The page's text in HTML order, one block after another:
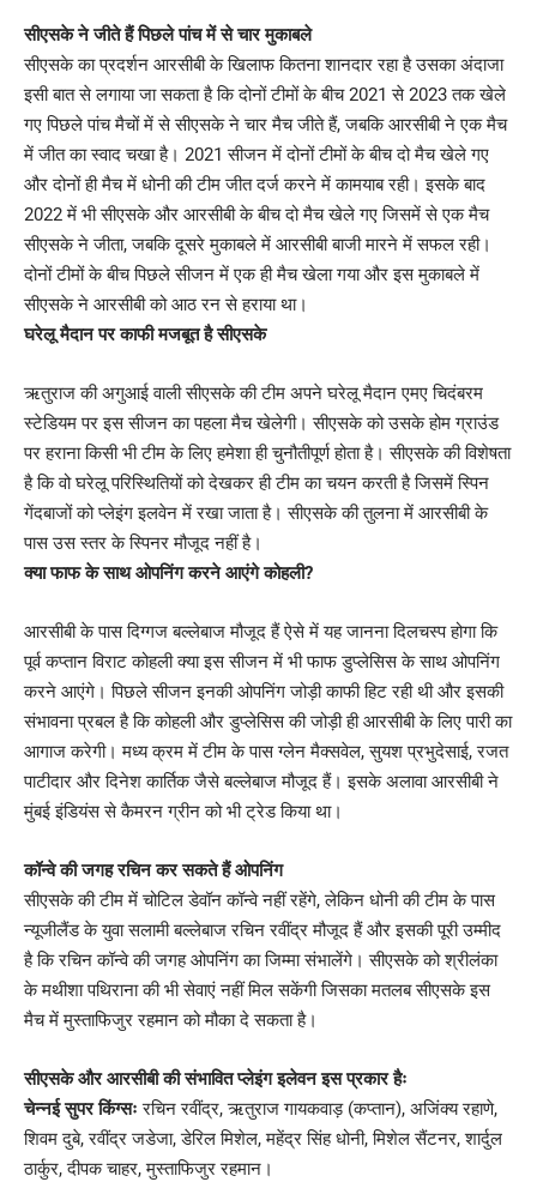
सीएसके ने जीते हैं पिछले पांच में से चार मुकाबले
सीएसके का प्रदर्शन आरसीबी के खिलाफ कितना शानदार रहा है उसका अंदाजा
इसी बात से लगाया जा सकता है कि दोनों टीमों के बीच 2021 से 2023 तक खेले
गए पिछले पांच मैचों में से सीएसके ने चार मैच जीते हैं, जबकि आरसीबी ने एक मैच
में जीत का स्वाद चखा है। 2021 सीजन में दोनों टीमों के बीच दो मैच खेले गए
और दोनों ही मैच में धोनी की टीम जीत दर्ज करने में कामयाब रही। इसके बाद
2022 में भी सीएसके और आरसीबी के बीच दो मैच खेले गए जिसमें से एक मैच
सीएसके ने जीता, जबकि दूसरे मुकाबले में आरसीबी बाजी मारने में सफल रही।
दोनों टीमों के बीच पिछले सीजन में एक ही मैच खेला गया और इस मुकाबले में
सीएसके ने आरसीबी को आठ रन से हराया था।
घरेलू मैदान पर काफी मजबूत है सीएसके
ऋतुराज की अगुआई वाली सीएसके की टीम अपने घरेलू मैदान एमए चिदंबरम
स्टेडियम पर इस सीजन का पहला मैच खेलेगी। सीएसके को उसके होम ग्राउंड
पर हराना किसी भी टीम के लिए हमेशा ही चुनौतीपूर्ण होता है। सीएसके की विशेषता
है कि वो घरेलू परिस्थितियों को देखकर ही टीम का चयन करती है जिसमें स्पिन
गेंदबाजों को प्लेइंग इलवेन में रखा जाता है। सीएसके की तुलना में आरसीबी के
पास उस स्तर के स्पिनर मौजूद नहीं है।
क्या फाफ के साथ ओपनिंग करने आएंगे कोहली?
आरसीबी के पास दिग्गज बल्लेबाज मौजूद हैं ऐसे में यह जानना दिलचस्प होगा कि
पूर्व कप्तान विराट कोहली क्या इस सीजन में भी फाफ डुप्लेसिस के साथ ओपनिंग
करने आएंगे। पिछले सीजन इनकी ओपनिंग जोड़ी काफी हिट रही थी और इसकी
संभावना प्रबल है कि कोहली और डुप्लेसिस की जोड़ी ही आरसीबी के लिए पारी का
आगाज करेगी। मध्य क्रम में टीम के पास ग्लेन मैक्सवेल, सुयश प्रभुदेसाई, रजत
पाटीदार और दिनेश कार्तिक जैसे बल्लेबाज मौजूद हैं। इसके अलावा आरसीबी ने
मुंबई इंडियंस से कैमरन ग्रीन को भी ट्रेड किया था।
कॉन्वे की जगह रचिन कर सकते हैं ओपनिंग
सीएसके की टीम में चोटिल डेवॉन कॉन्वे नहीं रहेंगे, लेकिन धोनी की टीम के पास
न्यूजीलैंड के युवा सलामी बल्लेबाज रचिन रवींद्र मौजूद हैं और इसकी पूरी उम्मीद
है कि रचिन कॉन्वे की जगह ओपनिंग का जिम्मा संभालेंगे। सीएसके को श्रीलंका
के मथीशा पथिराना की भी सेवाएं नहीं मिल सकेंगी जिसका मतलब सीएसके इस
मैच में मुस्ताफिजुर रहमान को मौका दे सकता है।
सीएसके और आरसीबी की संभावित प्लेइंग इलेवन इस प्रकार हैः
चेन्नई सुपर किंग्सः रचिन रवींद्र, ऋतुराज गायकवाड़ (कप्तान), अजिंक्य रहाणे,
शिवम दुबे, रवींद्र जडेजा, डेरिल मिशेल, महेंद्र सिंह धोनी, मिशेल सैंटनर, शार्दुल
ठार्कुर, दीपक चाहर, मुस्ताफिजुर रहमान।